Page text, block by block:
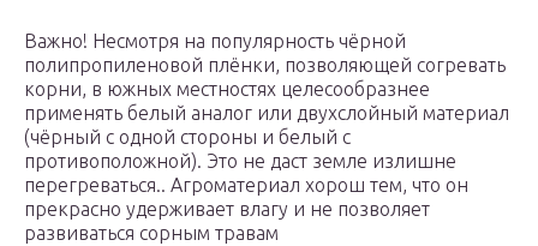
Важно! Несмотря на популярность чёрной
полипропиленовой плёнки, позволяющей согревать
корни, в южных местностях целесообразнее
применять белый аналог или двухслойный материал
(чёрный с одной стороны и белый с
противоположной). Это не даст земле излишне
перегреваться.. Агроматериал хорош тем, что он
прекрасно удерживает влагу и не позволяет
развиваться сорным травам